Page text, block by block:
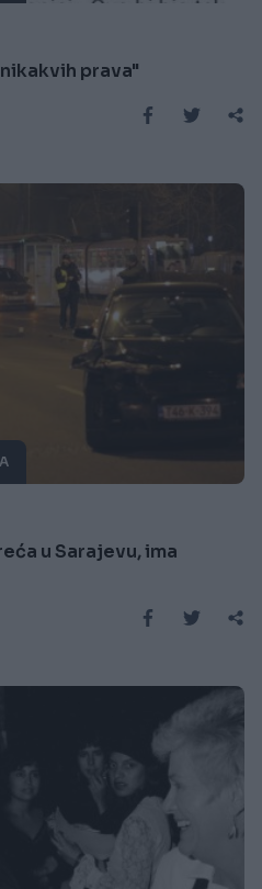
prava"
u Sarajevu, ima